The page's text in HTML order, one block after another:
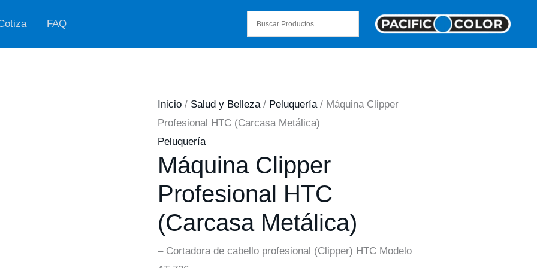
FAQ
Inicio/ Salud y Belleza/ Peluquería/ Máquina Clipper
Profesional HTC (Carcasa Metálica)
Peluquería
Máquina Clipper
Profesional HTC
(Carcasa Metálica)
– Cortadora de cabello profesional (Clipper) HTC Modelo